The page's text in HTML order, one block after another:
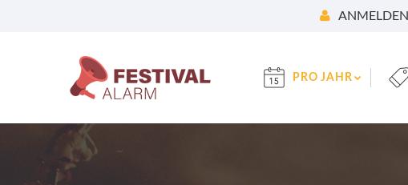
ANMELDEN
PRO JAHR